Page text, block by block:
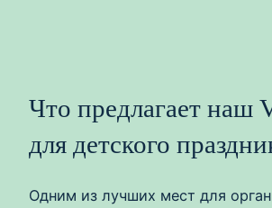
Что предлагает наш
для детского
Одним из лучших мест для